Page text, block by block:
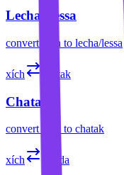
Lecha/Lessa
convert xích to lecha/lessa
xích chatak
Chatak
convert to chatak
xích gonda